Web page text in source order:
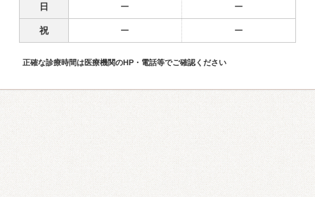
日 ー ー
祝 ー ー
正確な診療時間は医療機関のHP・電話等でご確認ください